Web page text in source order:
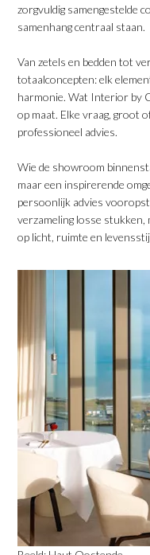
zorgvuldig samengestelde
samenhang centraal staan.
​Van zetels en bedden tot
totaalconcepten: elk
harmonie. Wat Interior by
op maat. Elke vraag, groot
professioneel advies.
​Wie de showroom
maar een inspirerende
persoonlijk advies
verzameling losse stukken,
op licht, ruimte en